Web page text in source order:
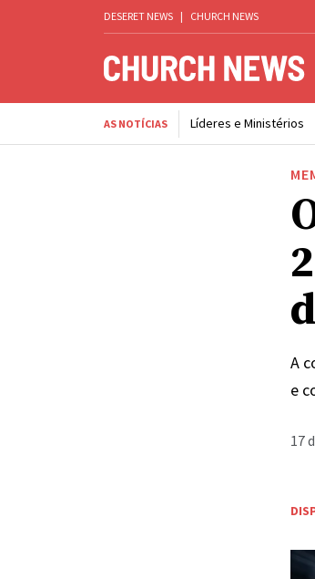
DESERET NEWS | CHURCH NEWS
AS NOTÍCIAS Líderes e Ministérios
A
e
17